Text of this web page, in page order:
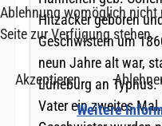
Ablehnung womöglich
Seite zur Verfügung stehen.
Akzeptieren
Weitere